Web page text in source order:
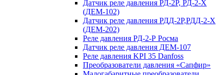
Датчик реле давления РД-2Р, РД-2-Х
(ДЕМ-102)
Датчик реле давления РДД-2Р,РДД-2-Х
(ДЕМ-202)
Реле давления РД-2-Р Росма
Датчик реле давления ДЕМ-107
Реле давления KPI 35 Danfoss
Преобразователи давления «Сапфир»